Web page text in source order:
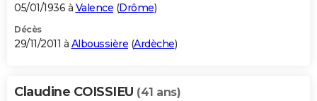
05/01/1936 à Valence (Drôme)
Décès
29/11/2011 à Alboussière (Ardèche)
Claudine COISSIEU (41 ans)